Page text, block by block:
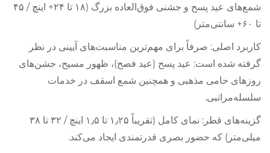
شمع‌های عید پسح و جشنی فوق‌العاده بزرگ (۱۸ تا ۲۴+ اینچ / ۴۵
تا ۶۰+ سانتی‌متر)
کاربرد اصلی: صرفاً برای مهم‌ترین مناسبت‌های آیینی در نظر
گرفته شده است: عید پسح (عید فصح)، ظهور مسیح، جشن‌های
روزهای حامی مذهبی و همچنین شمع اسقف در خدمات
سلسله‌مراتبی.
گزینه‌های قطر: نمای کامل (تقریباً ۱٫۲۵ تا ۱٫۵ اینچ / ۳۲ تا ۳۸
میلی‌متر) که حضور بصری قدرتمندی ایجاد می‌کند.